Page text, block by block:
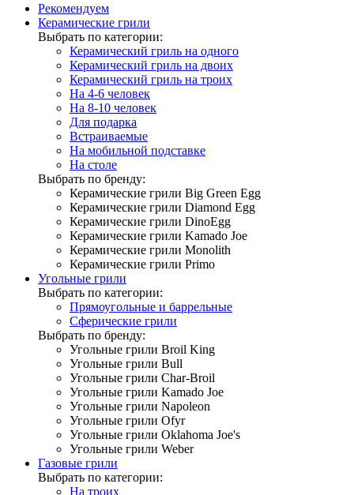
Рекомендуем
Керамические грили
Выбрать по категории:
Керамический гриль на одного
Керамический гриль на двоих
Керамический гриль на троих
На 4-6 человек
На 8-10 человек
Для подарка
Встраиваемые
На мобильной подставке
На столе
Выбрать по бренду:
Керамические грили Big Green Egg
Керамические грили Diamond Egg
Керамические грили DinoEgg
Керамические грили Kamado Joe
Керамические грили Monolith
Керамические грили Primo
Угольные грили
Выбрать по категории:
Прямоугольные и баррельные
Сферические грили
Выбрать по бренду:
Угольные грили Broil King
Угольные грили Bull
Угольные грили Char-Broil
Угольные грили Kamado Joe
Угольные грили Napoleon
Угольные грили Ofyr
Угольные грили Oklahoma Joe's
Угольные грили Weber
Газовые грили
Выбрать по категории:
На троих